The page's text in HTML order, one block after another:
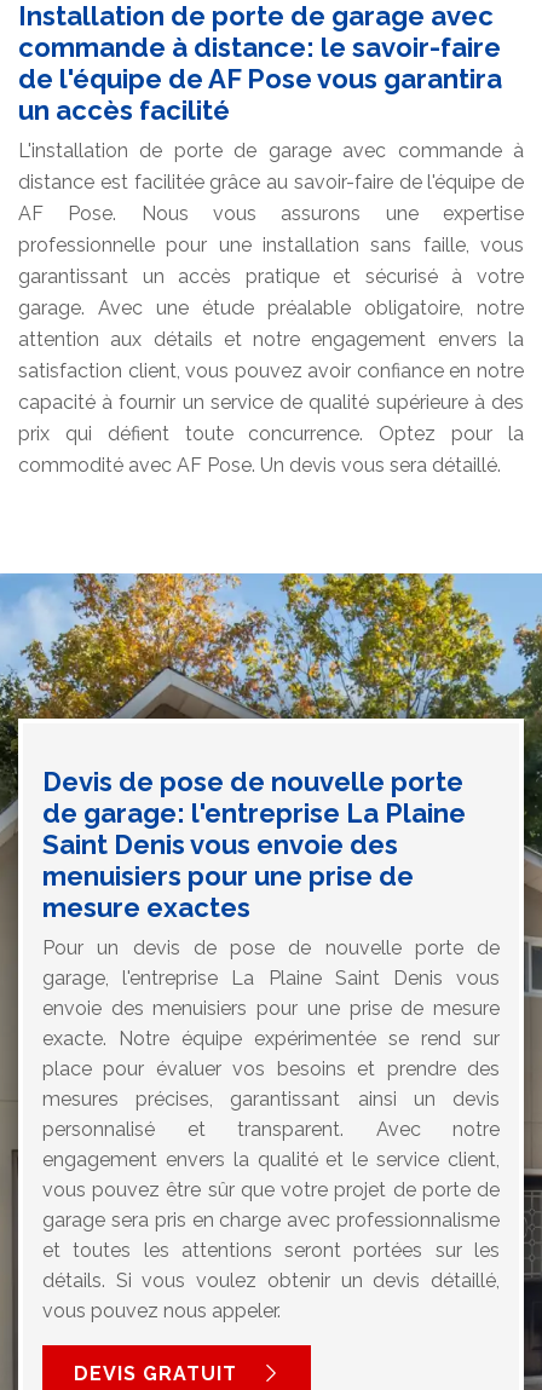
Installation de porte de garage avec
commande à distance: le savoir-faire
de l'équipe de AF Pose vous garantira
un accès facilité
L'installation de porte de garage avec commande à
distance est facilitée grâce au savoir-faire de l'équipe de
AF Pose. Nous vous assurons une expertise
professionnelle pour une installation sans faille, vous
garantissant un accès pratique et sécurisé à votre
garage. Avec une étude préalable obligatoire, notre
attention aux détails et notre engagement envers la
satisfaction client, vous pouvez avoir confiance en notre
capacité à fournir un service de qualité supérieure à des
prix qui défient toute concurrence. Optez pour la
commodité avec AF Pose. Un devis vous sera détaillé.
Devis de pose de nouvelle porte
de garage: l'entreprise La Plaine
Saint Denis vous envoie des
menuisiers pour une prise de
mesure exactes
Pour un devis de pose de nouvelle porte de
garage, l'entreprise La Plaine Saint Denis vous
envoie des menuisiers pour une prise de mesure
exacte. Notre équipe expérimentée se rend sur
place pour évaluer vos besoins et prendre des
mesures précises, garantissant ainsi un devis
personnalisé et transparent. Avec notre
engagement envers la qualité et le service client,
vous pouvez être sûr que votre projet de porte de
garage sera pris en charge avec professionnalisme
et toutes les attentions seront portées sur les
détails. Si vous voulez obtenir un devis détaillé,
vous pouvez nous appeler.
DEVIS GRATUIT